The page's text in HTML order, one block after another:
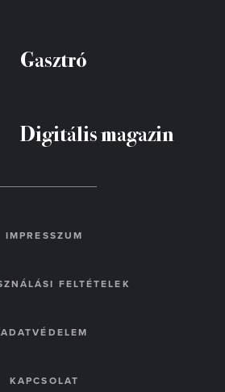
Gasztró
Digitális magazin
IMPRESSZUM
FELTÉTELEK
ADATVÉDELEM
KAPCSOLAT